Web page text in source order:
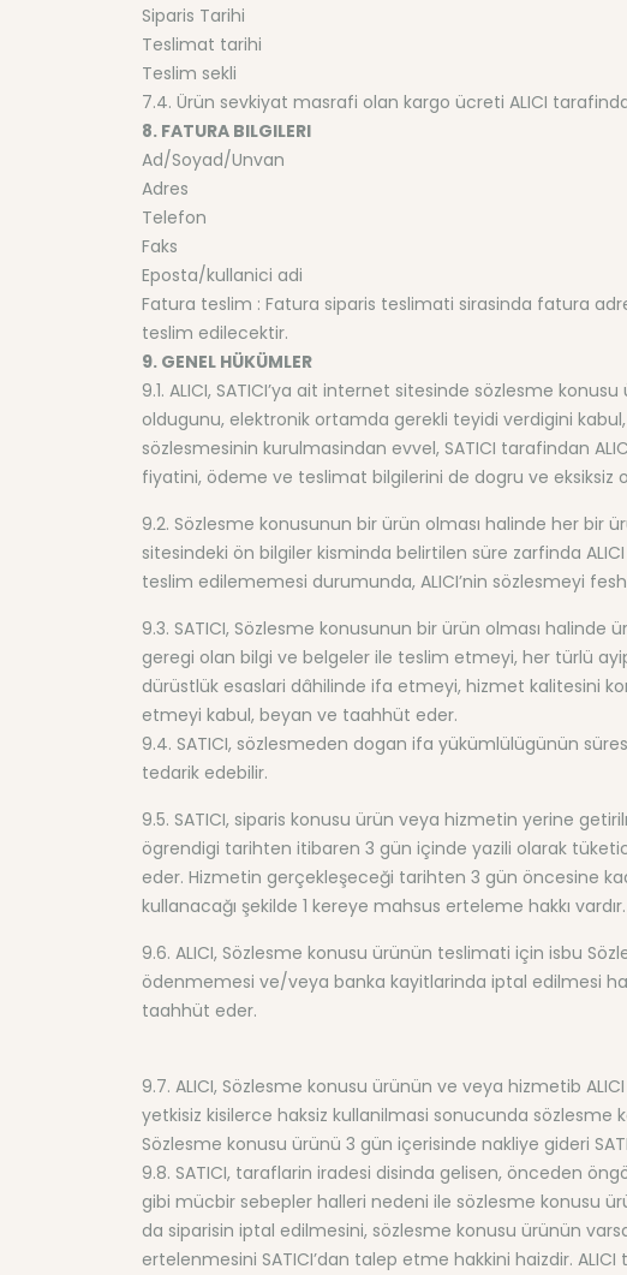
Siparis Tarihi
Teslimat tarihi
Teslim sekli
7.4. Ürün sevkiyat masrafi olan kargo ücreti ALICI
8. FATURA BILGILERI
Ad/Soyad/Unvan
Adres
Telefon
Faks
Eposta/kullanici adi
Fatura teslim : Fatura siparis teslimati sirasinda fatura
teslim edilecektir.
9. GENEL HÜKÜMLER
9.1. ALICI, SATICI’ya ait internet sitesinde sözlesme
oldugunu, elektronik ortamda gerekli teyidi verdigini
sözlesmesinin kurulmasindan evvel, SATICI tarafindan
fiyatini, ödeme ve teslimat bilgilerini de dogru ve eksiksiz
9.2. Sözlesme konusunun bir ürün olması halinde her bir
sitesindeki ön bilgiler kisminda belirtilen süre zarfinda
teslim edilememesi durumunda, ALICI’nin sözlesmeyi
9.3. SATICI, Sözlesme konusunun bir ürün olması
geregi olan bilgi ve belgeler ile teslim etmeyi, her türlü
dürüstlük esaslari dâhilinde ifa etmeyi, hizmet kalitesini
etmeyi kabul, beyan ve taahhüt eder.
9.4. SATICI, sözlesmeden dogan ifa yükümlülügünün
tedarik edebilir.
9.5. SATICI, siparis konusu ürün veya hizmetin yerine
ögrendigi tarihten itibaren 3 gün içinde yazili olarak
eder. Hizmetin gerçekleşeceği tarihten 3 gün öncesine
kullanacağı şekilde 1 kereye mahsus erteleme hakkı
9.6. ALICI, Sözlesme konusu ürünün teslimati için isbu
ödenmemesi ve/veya banka kayitlarinda iptal edilmesi
taahhüt eder.
9.7. ALICI, Sözlesme konusu ürünün ve veya hizmetib
yetkisiz kisilerce haksiz kullanilmasi sonucunda sözlesme
Sözlesme konusu ürünü 3 gün içerisinde nakliye gideri
9.8. SATICI, taraflarin iradesi disinda gelisen, önceden
gibi mücbir sebepler halleri nedeni ile sözlesme konusu
da siparisin iptal edilmesini, sözlesme konusu ürünün
ertelenmesini SATICI’dan talep etme hakkini haizdir.